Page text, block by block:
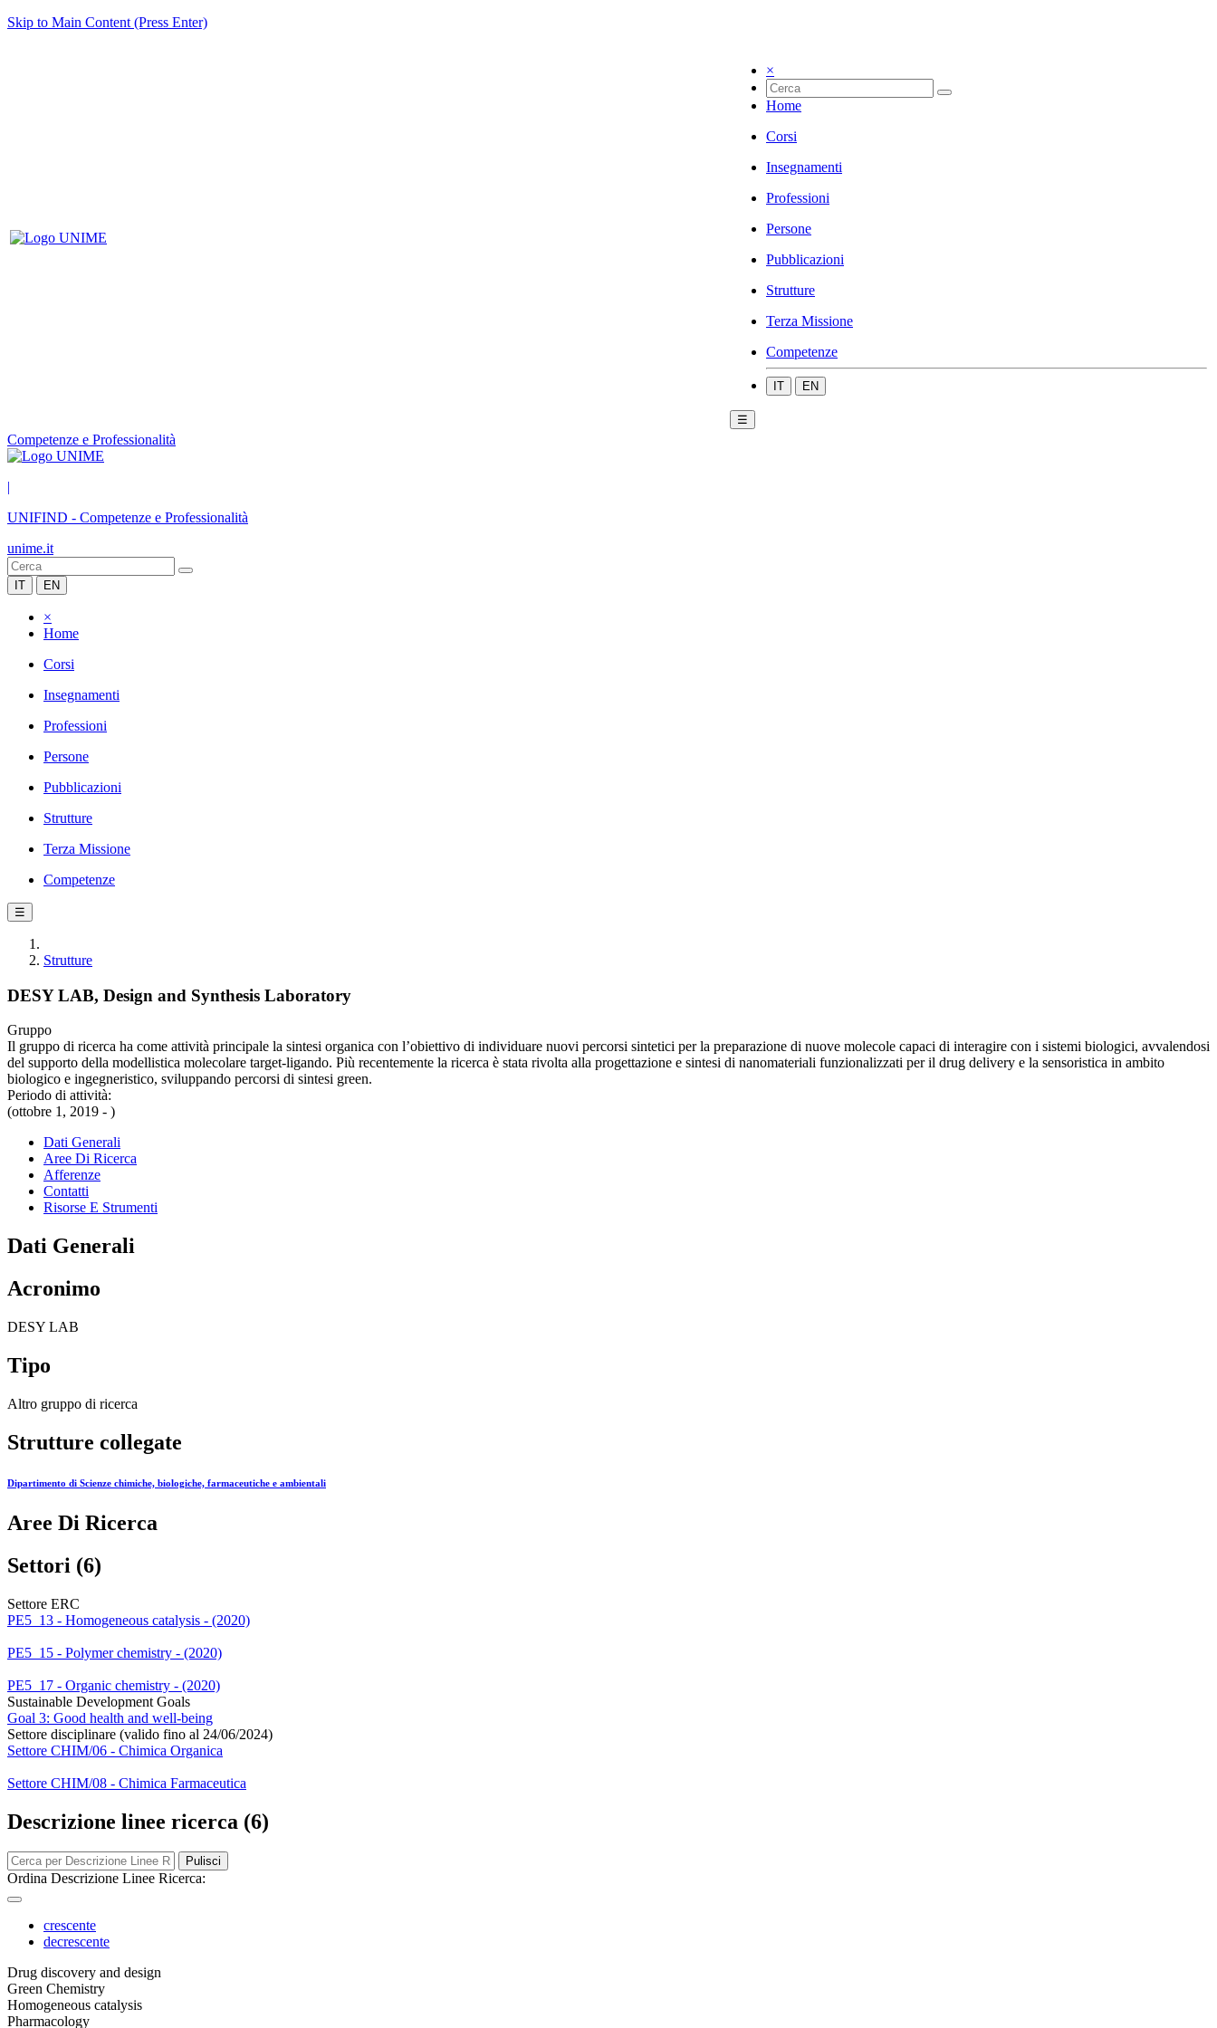
Skip to Main Content (Press Enter)
×
Home
Corsi
Insegnamenti
Professioni
Persone
Pubblicazioni
Strutture
Terza Missione
Competenze
IT EN
☰
Competenze e Professionalità
|
UNIFIND - Competenze e Professionalità
unime.it
IT EN
×
Home
Corsi
Insegnamenti
Professioni
Persone
Pubblicazioni
Strutture
Terza Missione
Competenze
☰
Strutture
DESY LAB, Design and Synthesis Laboratory
Gruppo
Il gruppo di ricerca ha come attività principale la sintesi organica con l’obiettivo di individuare nuovi percorsi sintetici per la preparazione di nuove molecole capaci di interagire con i sistemi biologici, avvalendosi
del supporto della modellistica molecolare target-ligando. Più recentemente la ricerca è stata rivolta alla progettazione e sintesi di nanomateriali funzionalizzati per il drug delivery e la sensoristica in ambito
biologico e ingegneristico, sviluppando percorsi di sintesi green.
Periodo di attività:
(ottobre 1, 2019 - )
Dati Generali
Aree Di Ricerca
Afferenze
Contatti
Risorse E Strumenti
Dati Generali
Acronimo
DESY LAB
Tipo
Altro gruppo di ricerca
Strutture collegate
Dipartimento di Scienze chimiche, biologiche, farmaceutiche e ambientali
Aree Di Ricerca
Settori (6)
Settore ERC
PE5_13 - Homogeneous catalysis - (2020)
PE5_15 - Polymer chemistry - (2020)
PE5_17 - Organic chemistry - (2020)
Sustainable Development Goals
Goal 3: Good health and well-being
Settore disciplinare (valido fino al 24/06/2024)
Settore CHIM/06 - Chimica Organica
Settore CHIM/08 - Chimica Farmaceutica
Descrizione linee ricerca (6)
Pulisci
Ordina Descrizione Linee Ricerca:
crescente
decrescente
Drug discovery and design
Green Chemistry
Homogeneous catalysis
Pharmacology